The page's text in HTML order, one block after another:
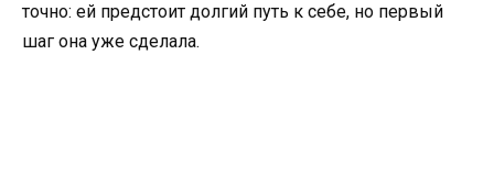
точно: ей предстоит долгий путь к себе, но первый
шаг она уже сделала.